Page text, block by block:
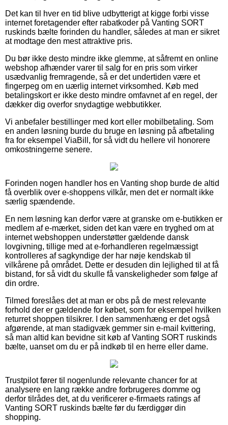
Det kan til hver en tid blive udbytterigt at kigge forbi visse
internet foretagender efter rabatkoder på Vanting SORT
ruskinds bælte forinden du handler, således at man er sikret
at modtage den mest attraktive pris.
Du bør ikke desto mindre ikke glemme, at såfremt en online
webshop afhænder varer til salg for en pris som virker
usædvanlig fremragende, så er det undertiden være et
fingerpeg om en uærlig internet virksomhed. Køb med
betalingskort er ikke desto mindre omfavnet af en regel, der
dækker dig overfor snydagtige webbutikker.
Vi anbefaler bestillinger med kort eller mobilbetaling. Som
en anden løsning burde du bruge en løsning på afbetaling
fra for eksempel ViaBill, for så vidt du hellere vil honorere
omkostningerne senere.
Forinden nogen handler hos en Vanting shop burde de altid
få overblik over e-shoppens vilkår, men det er normalt ikke
særlig spændende.
En nem løsning kan derfor være at granske om e-butikken er
medlem af e-mærket, siden det kan være en tryghed om at
internet webshoppen understøtter gældende dansk
lovgivning, tillige med at e-forhandleren regelmæssigt
kontrolleres af sagkyndige der har nøje kendskab til
vilkårene på området. Dette er desuden din lejlighed til at få
bistand, for så vidt du skulle få vanskeligheder som følge af
din ordre.
Tilmed foreslåes det at man er obs på de mest relevante
forhold der er gældende for købet, som for eksempel hvilken
returret shoppen tilsikrer. I den sammenhæng er det også
afgørende, at man stadigvæk gemmer sin e-mail kvittering,
så man altid kan bevidne sit køb af Vanting SORT ruskinds
bælte, uanset om du er på indkøb til en herre eller dame.
Trustpilot fører til nogenlunde relevante chancer for at
analysere en lang række andre forbrugeres domme og
derfor tilrådes det, at du verificerer e-firmaets ratings af
Vanting SORT ruskinds bælte før du færdiggør din
shopping.